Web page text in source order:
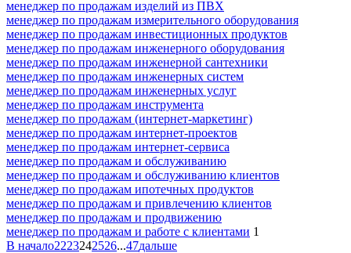
менеджер по продажам изделий из ПВХ
менеджер по продажам измерительного оборудования
менеджер по продажам инвестиционных продуктов
менеджер по продажам инженерного оборудования
менеджер по продажам инженерной сантехники
менеджер по продажам инженерных систем
менеджер по продажам инженерных услуг
менеджер по продажам инструмента
менеджер по продажам (интернет-маркетинг)
менеджер по продажам интернет-проектов
менеджер по продажам интернет-сервиса
менеджер по продажам и обслуживанию
менеджер по продажам и обслуживанию клиентов
менеджер по продажам ипотечных продуктов
менеджер по продажам и привлечению клиентов
менеджер по продажам и продвижению
менеджер по продажам и работе с клиентами 1
В начало2223242526...47дальше